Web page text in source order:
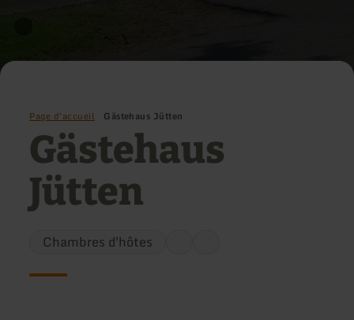
Page d'accueil Gästehaus Jütten
Gästehaus
Jütten
Chambres d'hôtes